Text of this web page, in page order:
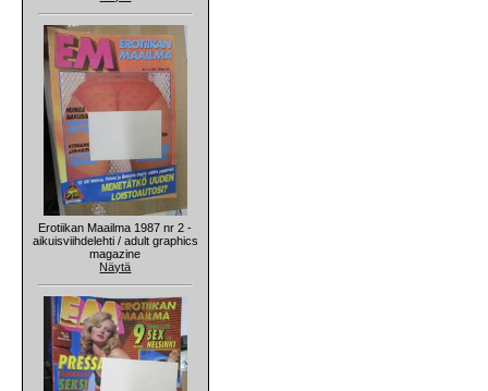
Erotiikan Maailma 1987 nr 2 -
aikuisviihdelehti / adult graphics
magazine
Näytä